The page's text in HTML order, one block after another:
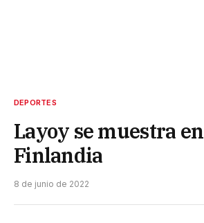
DEPORTES
Layoy se muestra en
Finlandia
8 de junio de 2022